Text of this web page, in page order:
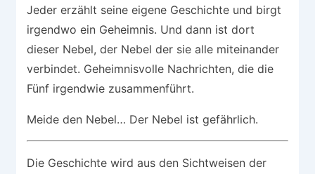
Jeder erzählt seine eigene Geschichte und birgt
irgendwo ein Geheimnis. Und dann ist dort
dieser Nebel, der Nebel der sie alle miteinander
verbindet. Geheimnisvolle Nachrichten, die die
Fünf irgendwie zusammenführt.
Meide den Nebel… Der Nebel ist gefährlich.
Die Geschichte wird aus den Sichtweisen der